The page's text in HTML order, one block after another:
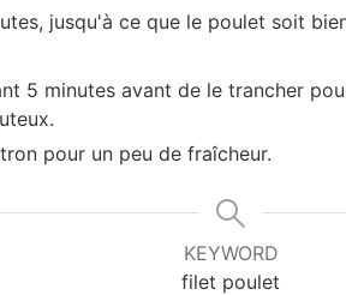
jusqu'à ce que le poulet soit
5 minutes avant de le trancher
pour un peu de fraîcheur.
KEYWORD
filet poulet